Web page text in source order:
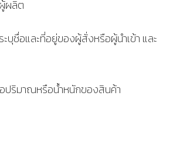
ผลิต
บุชื่อและที่อยู่ของผู้สั่งหรือผู้นำเข้า และ
ปริมาณหรือน้ำหนักของสินค้า